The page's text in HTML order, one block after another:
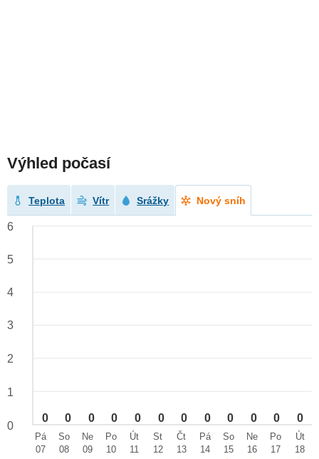
Výhled počasí
Teplota Vítr Srážky Nový sníh
0 0 0 0 0 0 0 0 0 0 0 0
6
5
4
3
2
1
0
Pá
07
So
08
Ne
09
Po
10
Út
11
St
12
Čt
13
Pá
14
So
15
Ne
16
Po
17
Út
18